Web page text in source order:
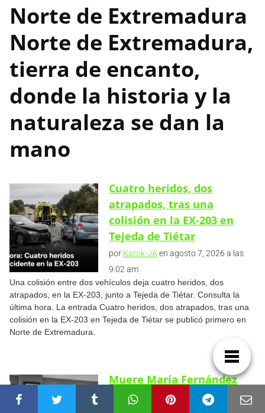
Norte de Extremadura
Norte de Extremadura,
tierra de encanto,
donde la historia y la
naturaleza se dan la
mano
Cuatro heridos, dos
atrapados, tras una
colisión en la EX-203 en
Tejeda de Tiétar
por Karok-JA en agosto 7, 2026 a las
9:02 am
Una colisión entre dos vehículos deja cuatro heridos, dos
atrapados, en la EX-203, junto a Tejeda de Tiétar. Consulta la
última hora. La entrada Cuatro heridos, dos atrapados, tras una
colisión en la EX-203 en Tejeda de Tiétar se publicó primero en
Norte de Extremadura.
Muere María Fernández
Garrido, concejala de